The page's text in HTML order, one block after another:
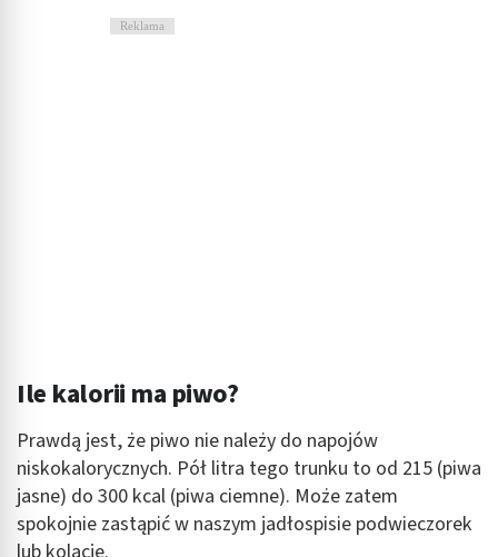
Reklama
Ile kalorii ma piwo?
Prawdą jest, że piwo nie należy do napojów
niskokalorycznych. Pół litra tego trunku to od 215 (piwa
jasne) do 300 kcal (piwa ciemne). Może zatem
spokojnie zastąpić w naszym jadłospisie podwieczorek